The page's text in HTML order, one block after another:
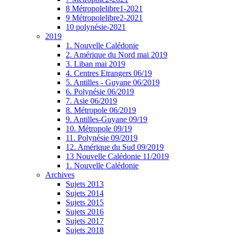
8 Métropolelibre1-2021
9 Métropolelibre2-2021
10 polynésie-2021
2019
1. Nouvelle Calédonie
2. Amérique du Nord mai 2019
3. Liban mai 2019
4. Centres Etrangers 06/19
5. Antilles - Guyane 06/2019
6. Polynésie 06/2019
7. Asie 06/2019
8. Métropole 06/2019
9. Antilles-Guyane 09/19
10. Métropole 09/19
11. Polynésie 09/2019
12. Amérique du Sud 09/2019
13 Nouvelle Calédonie 11/2019
1. Nouvelle Calédonie
Archives
Sujets 2013
Sujets 2014
Sujets 2015
Sujets 2016
Sujets 2017
Sujets 2018